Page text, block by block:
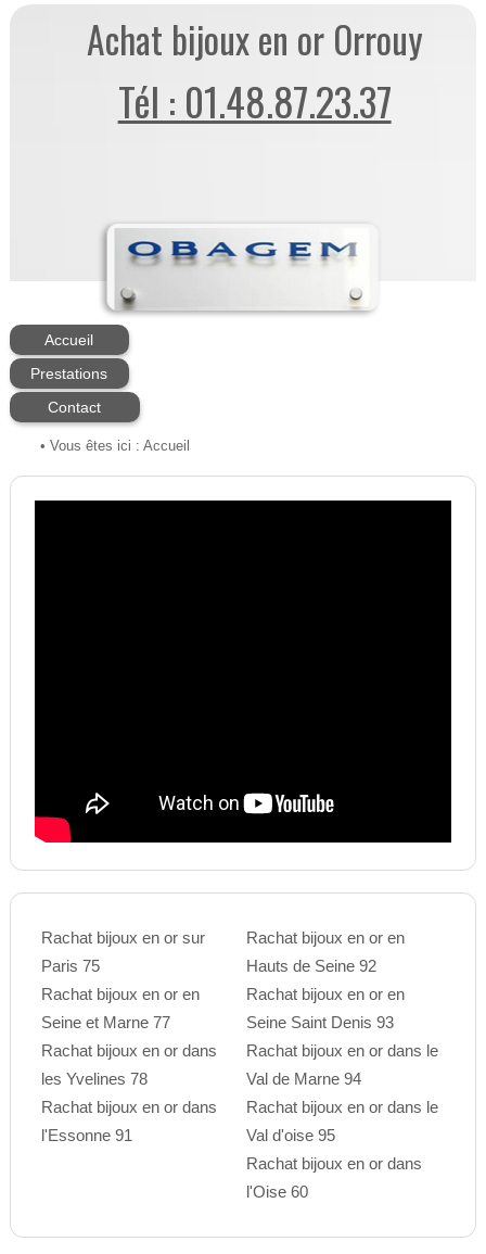
Achat bijoux en or Orrouy
Tél : 01.48.87.23.37
Accueil
Prestations
Contact
• Vous êtes ici : Accueil
Rachat bijoux en or sur
Paris 75
Rachat bijoux en or en
Seine et Marne 77
Rachat bijoux en or dans
les Yvelines 78
Rachat bijoux en or dans
l'Essonne 91
Rachat bijoux en or en
Hauts de Seine 92
Rachat bijoux en or en
Seine Saint Denis 93
Rachat bijoux en or dans le
Val de Marne 94
Rachat bijoux en or dans le
Val d'oise 95
Rachat bijoux en or dans
l'Oise 60